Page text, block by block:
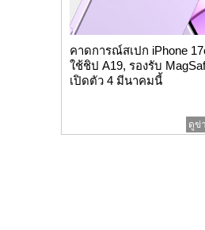
คาดการณ์สเปก iPhone
ใช้ชิป A19, รองรับ
เปิดตัว 4 มีนาคมนี้
ดูข่